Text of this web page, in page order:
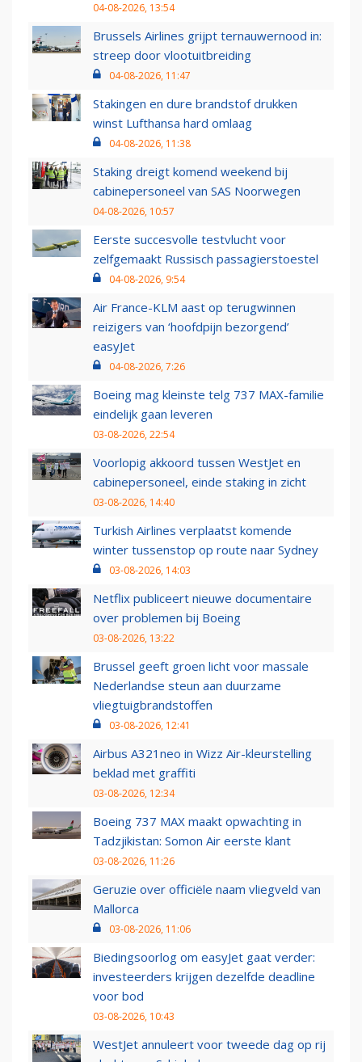
04-08-2026, 13:54
Brussels Airlines grijpt ternauwernood in:
streep door vlootuitbreiding
04-08-2026, 11:47
Stakingen en dure brandstof drukken
winst Lufthansa hard omlaag
04-08-2026, 11:38
Staking dreigt komend weekend bij
cabinepersoneel van SAS Noorwegen
04-08-2026, 10:57
Eerste succesvolle testvlucht voor
zelfgemaakt Russisch passagierstoestel
04-08-2026, 9:54
Air France-KLM aast op terugwinnen
reizigers van ‘hoofdpijn bezorgend’
easyJet
04-08-2026, 7:26
Boeing mag kleinste telg 737 MAX-familie
eindelijk gaan leveren
03-08-2026, 22:54
Voorlopig akkoord tussen WestJet en
cabinepersoneel, einde staking in zicht
03-08-2026, 14:40
Turkish Airlines verplaatst komende
winter tussenstop op route naar Sydney
03-08-2026, 14:03
Netflix publiceert nieuwe documentaire
over problemen bij Boeing
03-08-2026, 13:22
Brussel geeft groen licht voor massale
Nederlandse steun aan duurzame
vliegtuigbrandstoffen
03-08-2026, 12:41
Airbus A321neo in Wizz Air-kleurstelling
beklad met graffiti
03-08-2026, 12:34
Boeing 737 MAX maakt opwachting in
Tadzjikistan: Somon Air eerste klant
03-08-2026, 11:26
Geruzie over officiële naam vliegveld van
Mallorca
03-08-2026, 11:06
Biedingsoorlog om easyJet gaat verder:
investeerders krijgen dezelfde deadline
voor bod
03-08-2026, 10:43
WestJet annuleert voor tweede dag op rij